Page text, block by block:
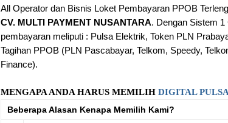
All Operator dan Bisnis Loket Pembayaran PPOB
CV. MULTI PAYMENT NUSANTARA. Dengan Sistem
pembayaran meliputi : Pulsa Elektrik, Token PLN
Tagihan PPOB (PLN Pascabayar, Telkom, Speedy,
Finance).
MENGAPA ANDA HARUS MEMILIH DIGITAL PULSA
Beberapa Alasan Kenapa Memilih Kami?